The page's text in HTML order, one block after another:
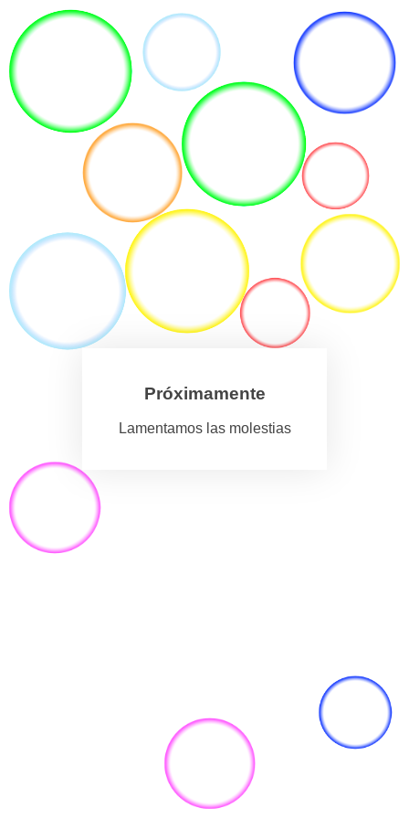
Próximamente
Lamentamos las molestias